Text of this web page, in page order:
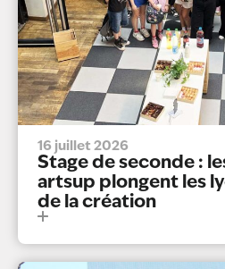
16 juillet 2026
Stage de seconde :
artsup plongent les
de la création